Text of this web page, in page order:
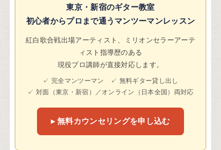
東京・新宿のギター教室
初心者からプロまで通うマンツーマンレッスン
紅白歌合戦出場アーティスト、ミリオンセラーアーテ
ィスト指導歴のある
現役プロ講師が直接対応します。
✓ 完全マンツーマン ✓ 無料ギター貸し出し
✓ 対面（東京・新宿）／オンライン（日本全国）両対応
▸ 無料カウンセリングを申し込む